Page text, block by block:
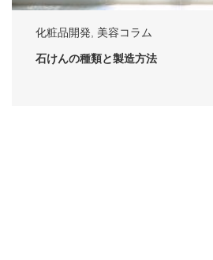
化粧品開発 美容コラム
石けんの種類と製造方法